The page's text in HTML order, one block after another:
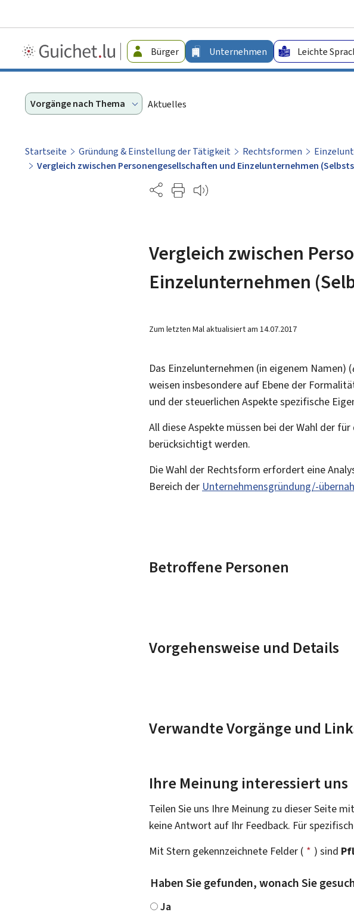
Guichet.lu
-
Bürger Unternehmen Leichte
Vorgänge nach Thema Aktuelles
Startseite Gründung & Einstellung der Tätigkeit Rechtsformen
Vergleich zwischen Personengesellschaften und Einzelunternehmen
Partage
Vergleich zwischen
Einzelunternehmen
Zum letzten Mal aktualisiert am 14.07.2017
Das Einzelunternehmen (in eigenem Namen) (
weisen insbesondere auf Ebene der
und der steuerlichen Aspekte spezifische
All diese Aspekte müssen bei der Wahl der
berücksichtigt werden.
Die Wahl der Rechtsform erfordert eine
Bereich der Unternehmensgründung/-
Betroffene Personen
Vorgehensweise und Details
Verwandte Vorgänge und
Ihre Meinung interessiert uns
Teilen Sie uns Ihre Meinung zu dieser Seite
keine Antwort auf Ihr Feedback. Für
Mit Stern gekennzeichnete Felder ( * ) sind
Haben Sie gefunden, wonach Sie
Ja